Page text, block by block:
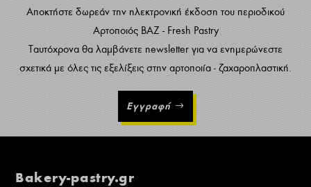
Αποκτήστε δωρεάν την ηλεκτρονική έκδοση του περιοδικού
Αρτοποιός ΒΑΖ - Fresh Pastry
Ταυτόχρονα θα λαμβάνετε newsletter για να ενημερώνεστε
σχετικά με όλες τις εξελίξεις στην αρτοποιία - ζαχαροπλαστική.
Εγγραφή
Bakery-pastry.gr